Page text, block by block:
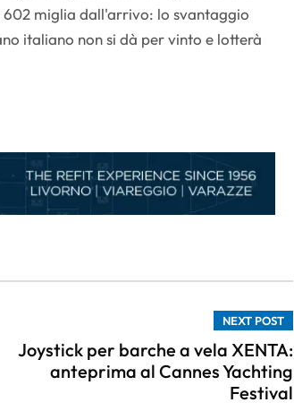
miglia dall'arrivo: lo svantaggio
italiano non si dà per vinto e lotterà
NEXT POST
Joystick per barche a vela XENTA:
anteprima al Cannes Yachting
Festival